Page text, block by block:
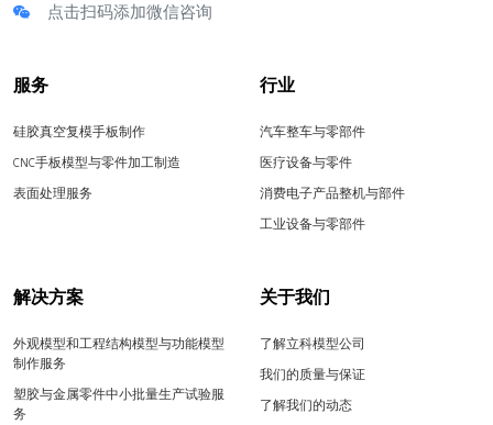
点击扫码添加微信咨询
服务
硅胶真空复模手板制作
CNC手板模型与零件加工制造
表面处理服务
行业
汽车整车与零部件
医疗设备与零件
消费电子产品整机与部件
工业设备与零部件
解决方案
外观模型和工程结构模型与功能模型
制作服务
塑胶与金属零件中小批量生产试验服
务
关于我们
了解立科模型公司
我们的质量与保证
了解我们的动态